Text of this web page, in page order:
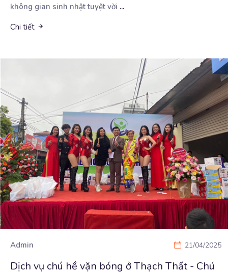
không gian sinh nhật tuyệt vời ...
Chi tiết
Admin 21/04/2025
Dịch vụ chú hề vặn bóng ở Thạch Thất - Chú